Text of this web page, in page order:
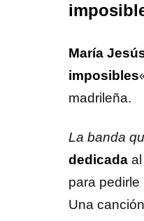
María
imposibles
madrileña.
La banda
dedicada
para pedirle
Una